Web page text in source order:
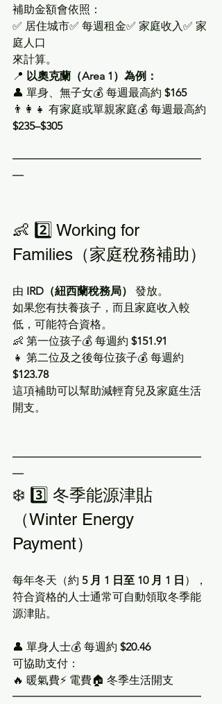
補助金額會依照：
✅ 居住城市✅ 每週租金✅ 家庭收入✅ 家
庭人口
來計算。
📍 以奧克蘭（Area 1）為例：
👤 單身、無子女💰 每週最高約 $165
👨‍👩‍👧 有家庭或單親家庭💰 每週最高約
$235–$305
━━━━━━━━━━━━━━━━━
━
👶 2️⃣ Working for
Families（家庭稅務補助）
由 IRD（紐西蘭稅務局）
發放。
如果您有扶養孩子，而且家庭收入較
低，可能符合資格。
👶 第一位孩子💰 每週約 $151.91
👧 第二位及之後每位孩子💰 每週約
$123.78
這項補助可以幫助減輕育兒及家庭生活
開支。
━━━━━━━━━━━━━━━━━
━
❄️ 3️⃣ 冬季能源津貼
（Winter Energy
Payment）
每年冬天（約 5 月 1 日至 10 月 1 日 ），
符合資格的人士通常可自動領取冬季能
源津貼。
👤 單身人士💰 每週約 $20.46
可協助支付：
🔥 暖氣費⚡ 電費🏠 冬季生活開支
━━━━━━━━━━━━━━━━━